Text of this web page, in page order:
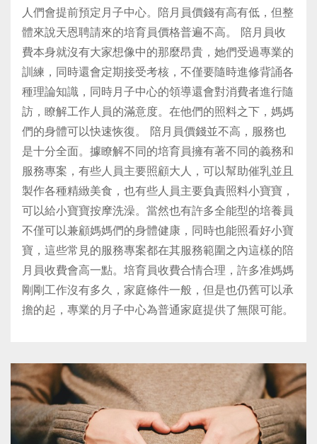
人們會提前預定月子中心。陪月員價錢有高有低，但整
體來說天恩聘請來的培育員價格普遍不高。 陪月員收
費本身就沒有大家想像中的那麼昂貴，她們受過專業的
訓練，同時還會定期接受考核，不僅要隨時進修背誦各
種理論知識，同時月子中心的領導還會對消費者進行隨
訪，瞭解工作人員的滿意度。在他們的照料之下，媽媽
們的身體可以快速恢復。 陪月員價錢並不高，服務也
是十分全面。據瞭解不同的培育員擁有著不同的義務和
服務專案，有些人員主要照顧大人，可以幫助催乳並且
製作各種精緻美食，也有些人員主要負責照料小寶寶，
可以給小寶寶按摩洗澡。當然也有許多全能型的培養員
不僅可以兼顧媽媽們的身體健康，同時也能照看好小寶
寶，這些常見的服務專案都在其服務範圍之內這樣的陪
月員收費會高一點。培育員收費合情合理，許多准媽媽
剛剛工作沒有多久，家庭條件一般，但是也仍舊可以承
擔的起，專業的月子中心為普通家庭提供了無限可能。